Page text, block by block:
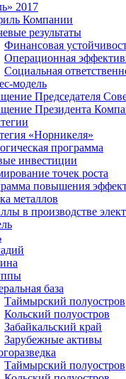
2017
Компании
результаты
Финансовая
Операционная
Социальная
модель
Председателя
Президента
«Норникеля»
программа
инвестиции
точек роста
повышения
металлов
в производстве
база
Таймырский полуостров
Кольский полуостров
Забайкальский край
Зарубежные активы
Таймырский полуостров